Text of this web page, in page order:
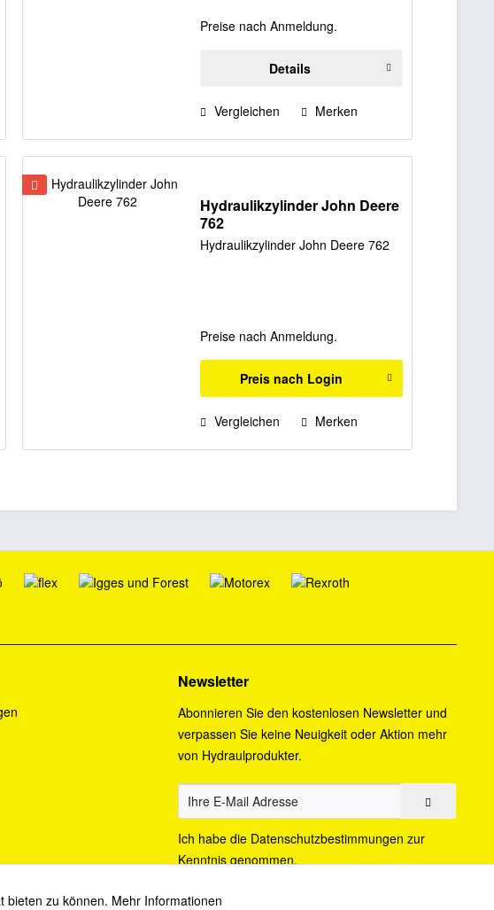
Preise nach Anmeldung.
Details
Vergleichen Merken
Hydraulikzylinder John Deere
762
Hydraulikzylinder John Deere 762
Preise nach Anmeldung.
Preis nach Login
Vergleichen Merken
Newsletter
Abonnieren Sie den kostenlosen Newsletter und
verpassen Sie keine Neuigkeit oder Aktion mehr
von Hydraulprodukter.
Ich habe die Datenschutzbestimmungen zur
Kenntnis genommen.
bieten zu können. Mehr Informationen